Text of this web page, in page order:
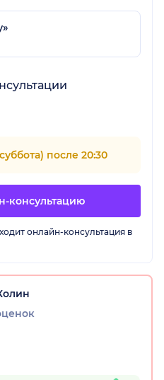
все по делу.
после 20:30
консультацию
онлайн-консультация в